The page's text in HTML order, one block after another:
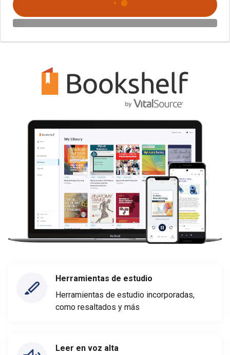
Herramientas de estudio
Herramientas de estudio incorporadas,
como resaltados y más
Leer en voz alta